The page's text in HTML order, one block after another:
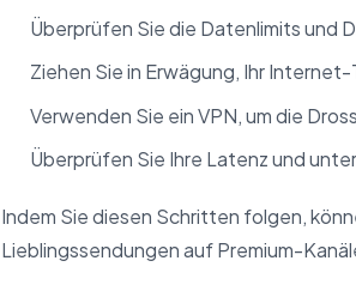
Überprüfen Sie die Datenlimits und
Ziehen Sie in Erwägung, Ihr
Verwenden Sie ein VPN, um die
Überprüfen Sie Ihre Latenz und
Indem Sie diesen Schritten folgen,
Lieblingssendungen auf Premium-